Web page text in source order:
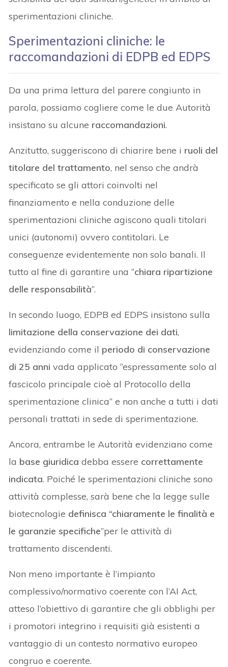
sperimentazioni cliniche.
Sperimentazioni cliniche: le
raccomandazioni di EDPB ed EDPS
Da una prima lettura del parere congiunto in
parola, possiamo cogliere come le due Autorità
insistano su alcune raccomandazioni.
Anzitutto, suggeriscono di chiarire bene i ruoli del
titolare del trattamento, nel senso che andrà
specificato se gli attori coinvolti nel
finanziamento e nella conduzione delle
sperimentazioni cliniche agiscono quali titolari
unici (autonomi) ovvero contitolari. Le
conseguenze evidentemente non solo banali. Il
tutto al fine di garantire una “chiara ripartizione
delle responsabilità”.
In secondo luogo, EDPB ed EDPS insistono sulla
limitazione della conservazione dei dati,
evidenziando come il periodo di conservazione
di 25 anni vada applicato “espressamente solo al
fascicolo principale cioè al Protocollo della
sperimentazione clinica” e non anche a tutti i dati
personali trattati in sede di sperimentazione.
Ancora, entrambe le Autorità evidenziano come
la base giuridica debba essere correttamente
indicata. Poiché le sperimentazioni cliniche sono
attività complesse, sarà bene che la legge sulle
biotecnologie definisca “chiaramente le finalità e
le garanzie specifiche”per le attività di
trattamento discendenti.
Non meno importante è l’impianto
complessivo/normativo coerente con l’AI Act,
atteso l’obiettivo di garantire che gli obblighi per
i promotori integrino i requisiti già esistenti a
vantaggio di un contesto normativo europeo
congruo e coerente.